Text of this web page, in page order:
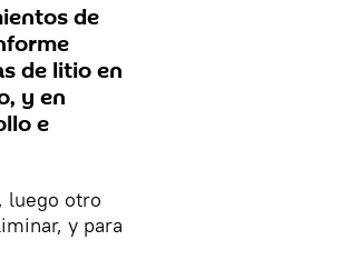
de
de litio en
y en
e
luego otro
y para